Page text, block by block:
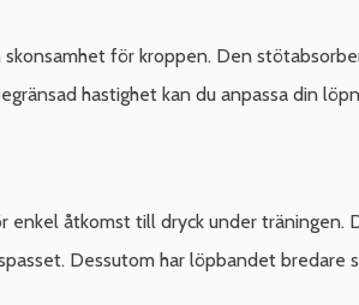
för kroppen. Den
hastighet kan du anpassa din
enkel åtkomst till dryck under
Dessutom har löpbandet